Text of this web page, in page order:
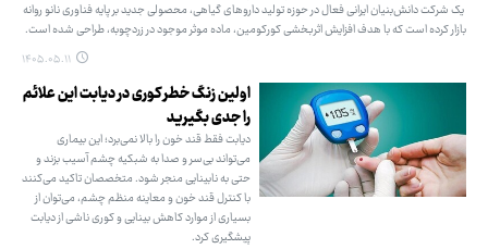
یک شرکت دانش‌بنیان ایرانی فعال در حوزه تولید داروهای گیاهی، محصولی جدید بر پایه فناوری نانو روانه
بازار کرده است که با هدف افزایش اثربخشی کورکومین، ماده موثر موجود در زردچوبه، طراحی شده است.
۱۴۰۵.۰۵.۱۱
اولین زنگ خطر کوری در دیابت این علائم
را جدی بگیرید
دیابت فقط قند خون را بالا نمی‌برد؛ این بیماری
می‌تواند بی‌سر و صدا به شبکیه چشم آسیب بزند و
حتی به نابینایی منجر شود. متخصصان تاکید می‌کنند
با کنترل قند خون و معاینه منظم چشم، می‌توان از
بسیاری از موارد کاهش بینایی و کوری ناشی از دیابت
پیشگیری کرد.